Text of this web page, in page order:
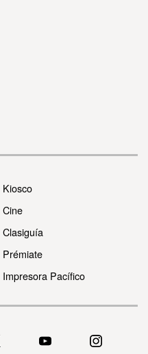
Kiosco
Cine
Clasiguía
Prémiate
Impresora Pacífico